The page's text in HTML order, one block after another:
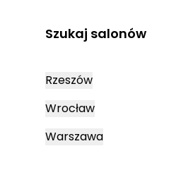
Szukaj salonów
Rzeszów
Wrocław
Warszawa